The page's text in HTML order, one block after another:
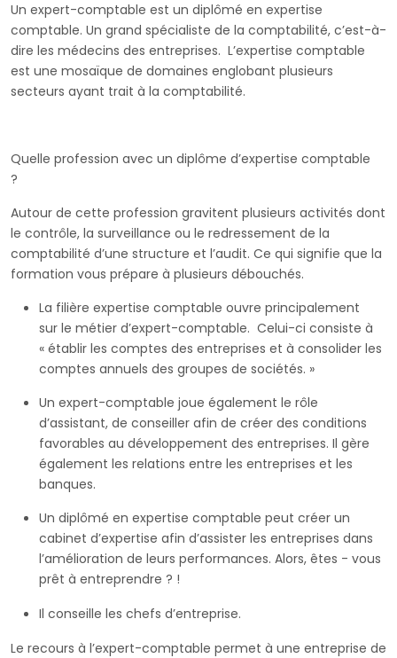
Un expert-comptable est un diplômé en expertise
comptable. Un grand spécialiste de la comptabilité, c’est-à-
dire les médecins des entreprises. L’expertise comptable
est une mosaïque de domaines englobant plusieurs
secteurs ayant trait à la comptabilité.
Quelle profession avec un diplôme d’expertise comptable
?
Autour de cette profession gravitent plusieurs activités dont
le contrôle, la surveillance ou le redressement de la
comptabilité d’une structure et l’audit. Ce qui signifie que la
formation vous prépare à plusieurs débouchés.
La filière expertise comptable ouvre principalement
sur le métier d’expert-comptable. Celui-ci consiste à
« établir les comptes des entreprises et à consolider les
comptes annuels des groupes de sociétés. »
Un expert-comptable joue également le rôle
d’assistant, de conseiller afin de créer des conditions
favorables au développement des entreprises. Il gère
également les relations entre les entreprises et les
banques.
Un diplômé en expertise comptable peut créer un
cabinet d’expertise afin d’assister les entreprises dans
l’amélioration de leurs performances. Alors, êtes - vous
prêt à entreprendre ? !
Il conseille les chefs d’entreprise.
Le recours à l’expert-comptable permet à une entreprise de